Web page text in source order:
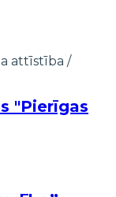
attīstība /
"Pierīgas